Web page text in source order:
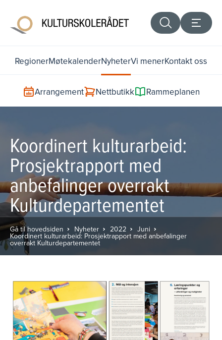
RegionerMøtekalenderNyheterVi menerKontakt oss
Arrangement Nettbutikk Rammeplanen
Koordinert kulturarbeid:
Prosjektrapport med
anbefalinger overrakt
Kulturdepartementet
Gå til hovedsiden Nyheter 2022 Juni
Koordinert kulturarbeid: Prosjektrapport med anbefalinger
overrakt Kulturdepartementet